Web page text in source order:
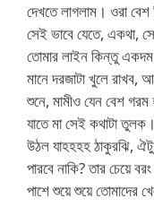
দেখতে লাগলাম। ওরা
সেই ভাবে যেতে, একথা,
তোমার লাইন কিন্তু
মানে দরজাটা খুলে
শুনে, মামীও যেন বেশ
যাতে মা সেই কথাটা
উঠল যাহহহহ ঠাকুরঝি,
পারবে নাকি? তার চেয়ে
পাশে শুয়ে শুয়ে তোমাদের